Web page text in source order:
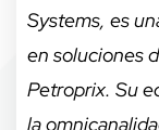
Systems, es
en soluciones
Petroprix. Su
la